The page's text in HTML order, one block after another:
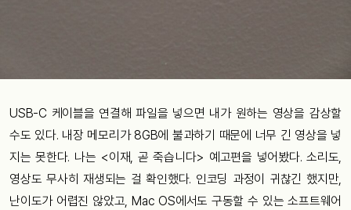
USB-C 케이블을 연결해 파일을 넣으면 내가 원하는 영상을 감상할
수도 있다. 내장 메모리가 8GB에 불과하기 때문에 너무 긴 영상을 넣
지는 못한다. 나는 <이재, 곧 죽습니다> 예고편을 넣어봤다. 소리도,
영상도 무사히 재생되는 걸 확인했다. 인코딩 과정이 귀찮긴 했지만,
난이도가 어렵진 않았고, Mac OS에서도 구동할 수 있는 소프트웨어